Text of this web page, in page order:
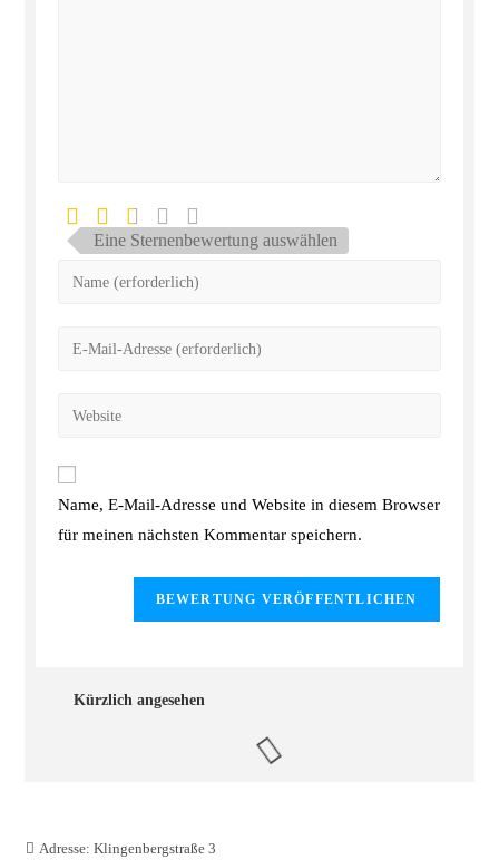
Eine Sternenbewertung auswählen
Name, E-Mail-Adresse und Website in diesem Browser
für meinen nächsten Kommentar speichern.
Kürzlich angesehen
Adresse: Klingenbergstraße 3